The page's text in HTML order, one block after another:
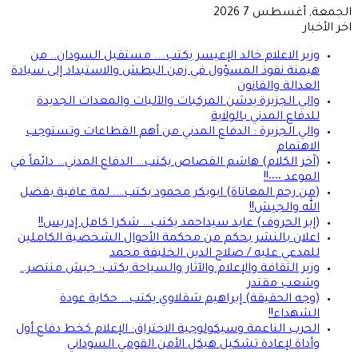
الجمعة, أغسطس 7 2026
اخر الأخبار
وزير الاعلام خالد الإعيسر يكتب…. مستقبل السودان.. من
هيمنة نفوذ المسؤول في زمن البطش والاستبداد إلى سيادة
العدالة والقانون
والي الجزيرة يدشن المركبات والآليات والمعدات الجديدة
للدفاع المدني بالولاية
والي الجزيرة : الدفاع المدني من أهم القطاعات وتستوجب
الاهتمام
(آخر الكلام) هاشم القصاص يكتب… الدفاع المدني… دائماً في
الموعد ٠٠٠٠!!
(من رحم المعاناة) ابوبكر محمود يكتب…. لمة عافية بفضل
الله والجيش!!
(إبر الحروف) عابد سيداحمد يكتب… شكرا كامل إدريس!!
اعلان بالنشر بحكم من محكمة الأحوال الشخصية الكاملين
للمدعي عليه / صلاح الدين الخليفة محمد
وزير الثقافة والإعلام والآثار والسياحة يكتب: جيش منتصر..
وشعب مقتدر
(وجه الحقيقة) إبراهيم شقلاوي يكتب… حكاية عودة
الشهداء!!
الحرب الناعمة وسيكولوجية الاختراق: الإعلام كخط دفاع أول
وأداة لإعادة تشكيل هيكل الأمن القومي السوداني